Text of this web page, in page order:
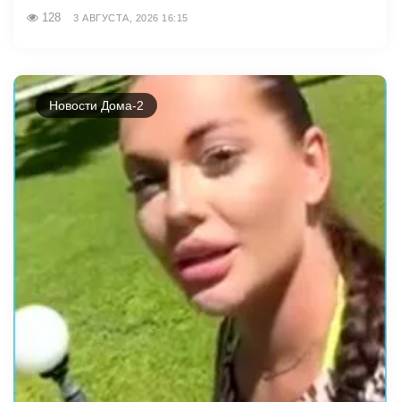
128 3 АВГУСТА, 2026 16:15
Новости Дома-2